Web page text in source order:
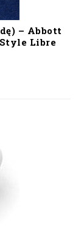
– Abbott
Libre